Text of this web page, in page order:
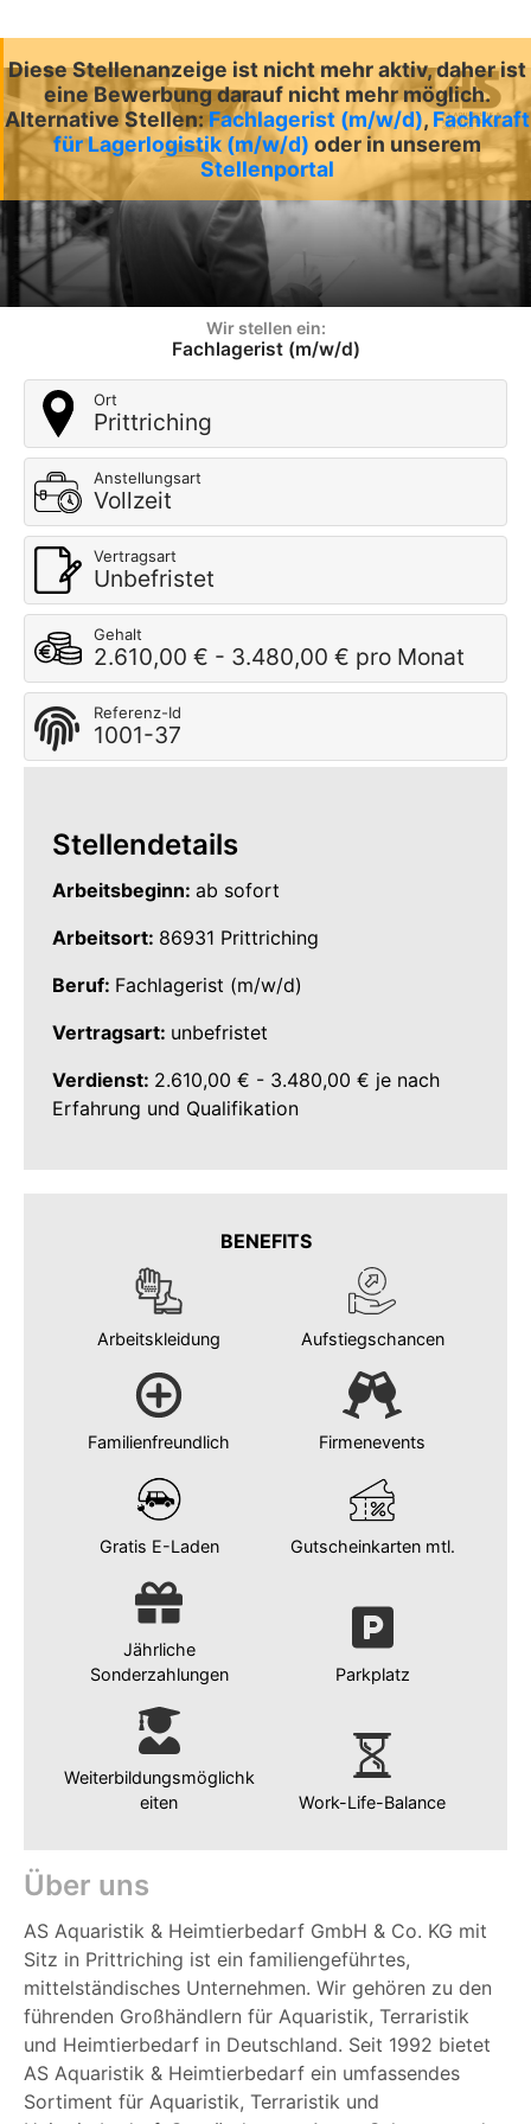
Diese Stellenanzeige ist nicht mehr aktiv, daher ist
eine Bewerbung darauf nicht mehr möglich.
Alternative Stellen: Fachlagerist (m/w/d), Fachkraft
für Lagerlogistik (m/w/d) oder in unserem
Stellenportal
Wir stellen ein:
Fachlagerist (m/w/d)
Ort
Prittriching
Anstellungsart
Vollzeit
Vertragsart
Unbefristet
Gehalt
2.610,00 € - 3.480,00 € pro Monat
Referenz-Id
1001-37
Über uns
AS Aquaristik & Heimtierbedarf GmbH & Co. KG mit
Sitz in Prittriching ist ein familiengeführtes,
mittelständisches Unternehmen. Wir gehören zu den
führenden Großhändlern für Aquaristik, Terraristik
und Heimtierbedarf in Deutschland. Seit 1992 bietet
AS Aquaristik & Heimtierbedarf ein umfassendes
Sortiment für Aquaristik, Terraristik und
Stellendetails
Arbeitsbeginn: ab sofort
Arbeitsort: 86931 Prittriching
Beruf: Fachlagerist (m/w/d)
Vertragsart: unbefristet
Verdienst: 2.610,00 € - 3.480,00 € je nach
Erfahrung und Qualifikation
BENEFITS
Arbeitskleidung Aufstiegschancen
Familienfreundlich Firmenevents
Gratis E-Laden Gutscheinkarten mtl.
Jährliche
Sonderzahlungen
Parkplatz
Weiterbildungsmöglichk
eiten
Work-Life-Balance